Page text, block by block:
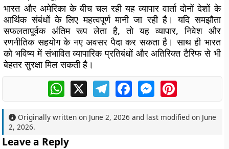
भारत और अमेरिका के बीच चल रही यह व्यापार वार्ता दोनों देशों के
आर्थिक संबंधों के लिए महत्वपूर्ण मानी जा रही है। यदि समझौता
सफलतापूर्वक अंतिम रूप लेता है, तो यह व्यापार, निवेश और
रणनीतिक सहयोग के नए अवसर पैदा कर सकता है। साथ ही भारत
को भविष्य में संभावित व्यापारिक प्रतिबंधों और अतिरिक्त टैरिफ से भी
बेहतर सुरक्षा मिल सकती है।
WhatsApp
X TelegramFacebookMessengerPinterest
Originally written on June 2, 2026 and last modified on June
2, 2026.
Leave a Reply